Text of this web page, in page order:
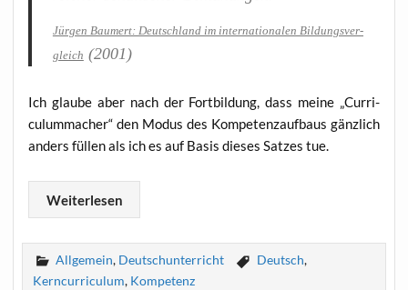
Jür­gen Bau­mert: Deutsch­land im inter­na­tio­na­len Bil­dungs­ver­
gleich (2001)
Ich glau­be aber nach der Fort­bil­dung, dass mei­ne „Cur­ri­
culum­ma­cher“ den Modus des Kom­pe­tenz­auf­baus gänz­lich
anders fül­len als ich es auf Basis die­ses Sat­zes tue.
Wei­ter­le­sen
Allgemein, Deutschunterricht Deutsch,
Kerncurriculum, Kompetenz